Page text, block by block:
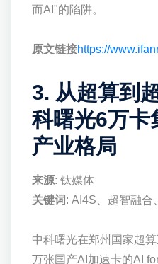
而AI"的陷阱。
原文链接https://
3. 从超算到
科曙光6万卡
产业格局
来源: 钛媒体
关键词 : AI4S、超智融合
中科曙光在郑州国家超
万张国产AI加速卡的AI